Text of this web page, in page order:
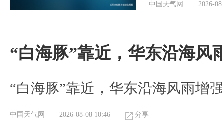
中国天气网 2026-
“白海豚”靠近，华东沿海风
“白海豚”靠近，华东沿海风雨增
中国天气网 2026-08-08 10:46 分享